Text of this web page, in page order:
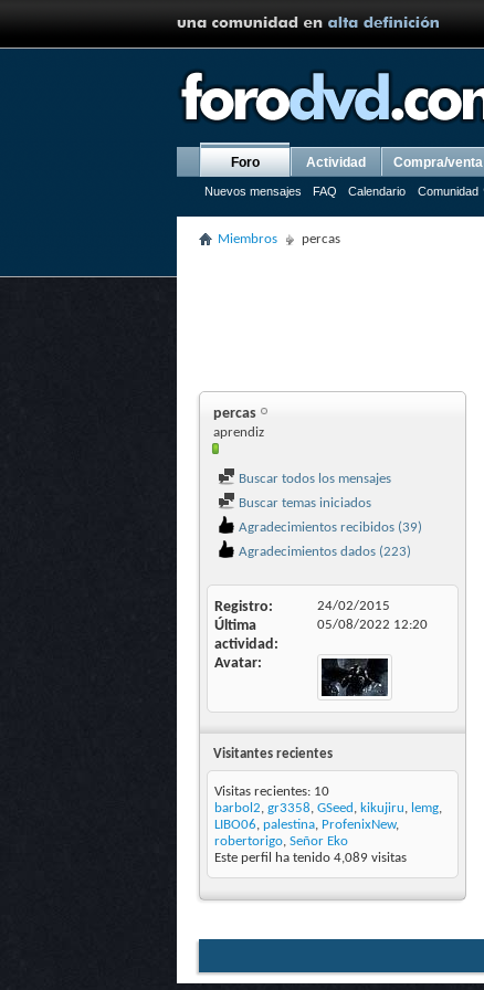
Foro
Nuevos mensajes FAQ Calendario Comunidad
Actividad Compra/venta
Miembros percas
percas
aprendiz
Buscar todos los mensajes
Buscar temas iniciados
Agradecimientos recibidos (39)
Agradecimientos dados (223)
Registro 24/02/2015
Última
actividad
05/08/2022 12:20
Avatar
Visitantes recientes
Visitas recientes: 10
barbol2, gr3358, GSeed , kikujiru, lemg,
LIBO06, palestina, ProfenixNew,
robertorigo, Señor Eko
Este perfil ha tenido 4,089 visitas